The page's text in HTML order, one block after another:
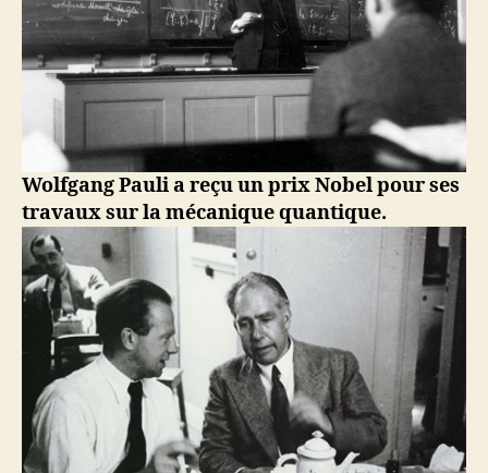
Nobel
1945)
Wolfgang Pauli a reçu un prix Nobel pour ses
travaux sur la mécanique quantique.